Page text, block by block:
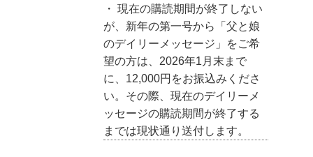
・ 現在の購読期間が終了しない
が、新年の第一号から「父と娘
のデイリーメッセージ」をご希
望の方は、2026年1月末まで
に、12,000円をお振込みくださ
い。その際、現在のデイリーメ
ッセージの購読期間が終了する
までは現状通り送付します。